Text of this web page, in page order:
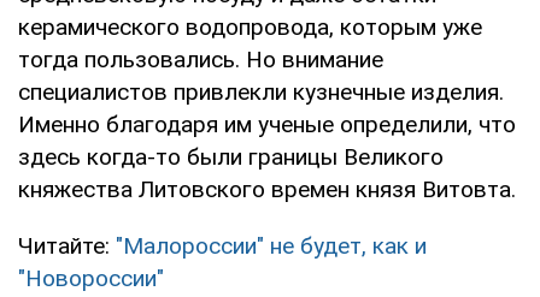
керамического водопровода, которым уже
тогда пользовались. Но внимание
специалистов привлекли кузнечные изделия.
Именно благодаря им ученые определили, что
здесь когда-то были границы Великого
княжества Литовского времен князя Витовта.
Читайте: "Малороссии" не будет, как и
"Новороссии"